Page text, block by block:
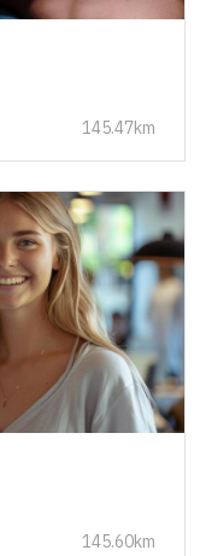
145.47km
145.60km